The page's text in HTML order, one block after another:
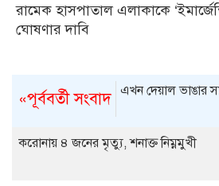
রামেক হাসপাতাল এলাকাকে
ঘোষণার দাবি
«পূর্ববর্তী সংবাদ এখন দেয়াল ভাঙার
করোনায় ৪ জনের মৃত্যু, শনাক্ত নিম্নমুখী